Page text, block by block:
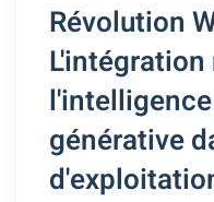
Révolution
générative